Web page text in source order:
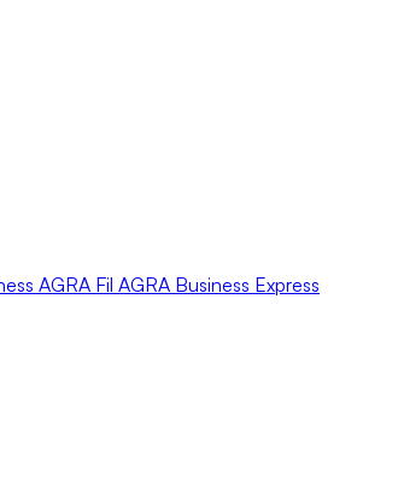
AGRA Fil AGRA Business Express